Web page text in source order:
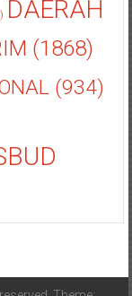
DAERAH
(1868)
(934)